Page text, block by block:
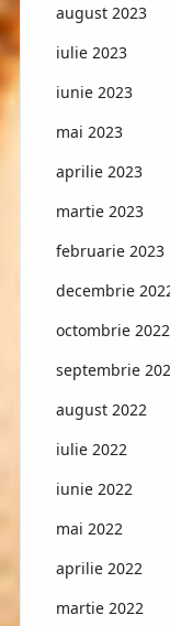
august 2023
iulie 2023
iunie 2023
mai 2023
aprilie 2023
martie 2023
februarie 2023
decembrie
octombrie 2022
septembrie
august 2022
iulie 2022
iunie 2022
mai 2022
aprilie 2022
martie 2022